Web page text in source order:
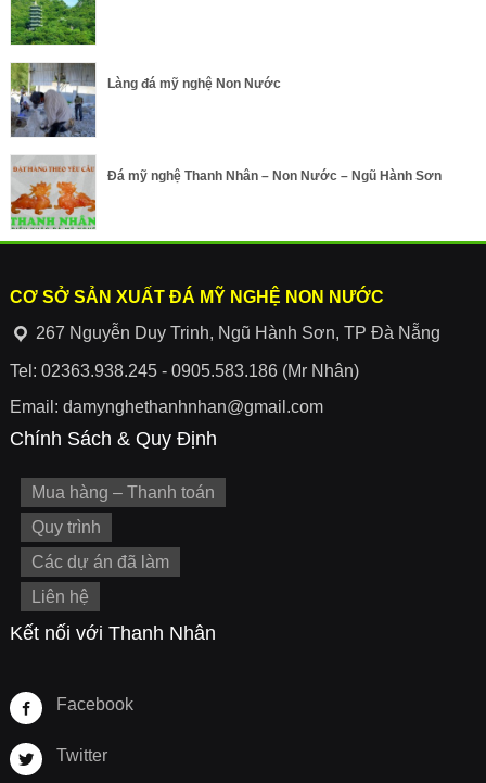
Làng đá mỹ nghệ Non Nước
Đá mỹ nghệ Thanh Nhân – Non Nước – Ngũ Hành Sơn
CƠ SỞ SẢN XUẤT ĐÁ MỸ NGHỆ NON NƯỚC
267 Nguyễn Duy Trinh, Ngũ Hành Sơn, TP Đà Nẵng
Tel: 02363.938.245 - 0905.583.186 (Mr Nhân)
Email: damynghethanhnhan@gmail.com
Chính Sách & Quy Định
Mua hàng – Thanh toán
Quy trình
Các dự án đã làm
Liên hệ
Kết nối với Thanh Nhân
Facebook
Twitter